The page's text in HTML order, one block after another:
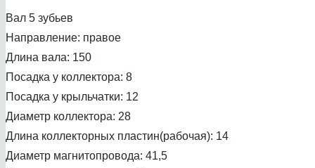
Вал 5 зубьев
Направление: правое
Длина вала: 150
Посадка у коллектора: 8
Посадка у крыльчатки: 12
Диаметр коллектора: 28
Длина коллекторных пластин(рабочая): 14
Диаметр магнитопровода: 41,5